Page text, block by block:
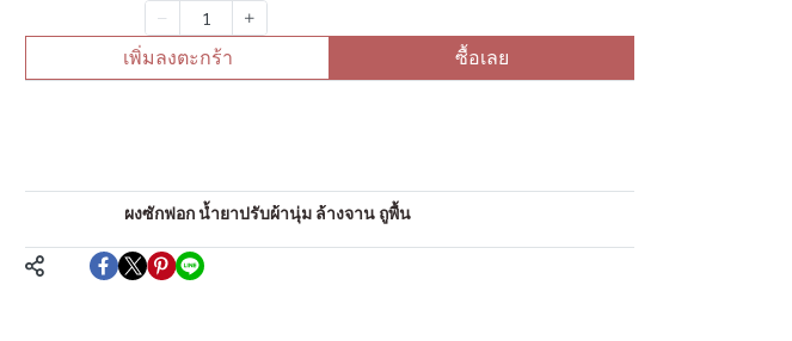
เพิ่มลงตะกร้า ซื้อเลย
ผงซักฟอก น้ำยาปรับผ้านุ่ม ล้างจาน ถูพื้น